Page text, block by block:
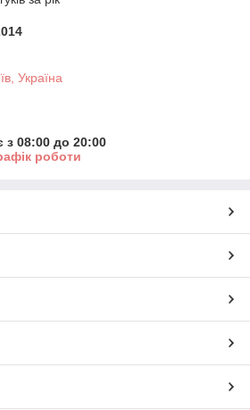
Україна
з 08:00 до 20:00
роботи